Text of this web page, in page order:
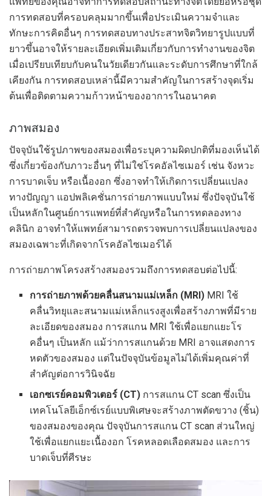
การทดสอบที่ครอบคลุมมากขึ้นเพื่อประเมินความจำและ
ทักษะการคิดอื่นๆ การทดสอบทางประสาทจิตวิทยารูปแบบที่
ยาวขึ้นอาจให้รายละเอียดเพิ่มเติมเกี่ยวกับการทำงานของจิต
เมื่อเปรียบเทียบกับคนในวัยเดียวกันและระดับการศึกษาที่ใกล้
เคียงกัน การทดสอบเหล่านี้มีความสำคัญในการสร้างจุดเริ่ม
ต้นเพื่อติดตามความก้าวหน้าของอาการในอนาคต
ภาพสมอง
ปัจจุบันใช้รูปภาพของสมองเพื่อระบุความผิดปกติที่มองเห็นได้
ซึ่งเกี่ยวข้องกับภาวะอื่นๆ ที่ไม่ใช่โรคอัลไซเมอร์ เช่น จังหวะ
การบาดเจ็บ หรือเนื้องอก ซึ่งอาจทำให้เกิดการเปลี่ยนแปลง
ทางปัญญา แอปพลิเคชั่นการถ่ายภาพแบบใหม่ ซึ่งปัจจุบันใช้
เป็นหลักในศูนย์การแพทย์ที่สำคัญหรือในการทดลองทาง
คลินิก อาจทำให้แพทย์สามารถตรวจพบการเปลี่ยนแปลงของ
สมองเฉพาะที่เกิดจากโรคอัลไซเมอร์ได้
การถ่ายภาพโครงสร้างสมองรวมถึงการทดสอบต่อไปนี้:
การถ่ายภาพด้วยคลื่นสนามแม่เหล็ก (MRI) MRI ใช้
คลื่นวิทยุและสนามแม่เหล็กแรงสูงเพื่อสร้างภาพที่มีราย
ละเอียดของสมอง การสแกน MRI ใช้เพื่อแยกแยะโร
คอื่นๆ เป็นหลัก แม้ว่าการสแกนด้วย MRI อาจแสดงการ
หดตัวของสมอง แต่ในปัจจุบันข้อมูลไม่ได้เพิ่มคุณค่าที่
สำคัญต่อการวินิจฉัย
เอกซเรย์คอมพิวเตอร์ (CT) การสแกน CT scan ซึ่งเป็น
เทคโนโลยีเอ็กซ์เรย์แบบพิเศษจะสร้างภาพตัดขวาง (ชิ้น)
ของสมองของคุณ ปัจจุบันการสแกน CT scan ส่วนใหญ่
ใช้เพื่อแยกแยะเนื้องอก โรคหลอดเลือดสมอง และการ
บาดเจ็บที่ศีรษะ